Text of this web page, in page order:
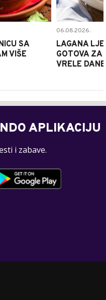
SA
VIŠE
06.08.2026.
LAGANA
GOTOVA ZA
VRELE DANE
APLIKACIJU
i zabave.